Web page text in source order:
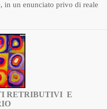
in un enunciato privo di reale
RETRIBUTIVI E